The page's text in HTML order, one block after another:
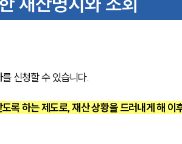
신청할 수 있습니다.
록 하는 제도로, 재산 상황을 드러내게 해 이